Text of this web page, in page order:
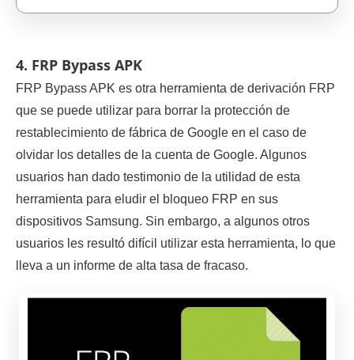
4. FRP Bypass APK
FRP Bypass APK es otra herramienta de derivación FRP
que se puede utilizar para borrar la protección de
restablecimiento de fábrica de Google en el caso de
olvidar los detalles de la cuenta de Google. Algunos
usuarios han dado testimonio de la utilidad de esta
herramienta para eludir el bloqueo FRP en sus
dispositivos Samsung. Sin embargo, a algunos otros
usuarios les resultó difícil utilizar esta herramienta, lo que
lleva a un informe de alta tasa de fracaso.